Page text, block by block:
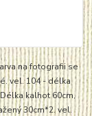
na fotografii se
vel. 104 - délka
kalhot 60cm,
30cm*2. vel.